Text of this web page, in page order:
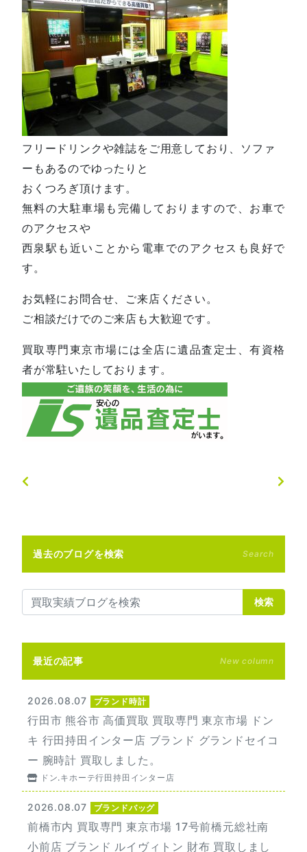
フリードリンクや雑誌をご用意しており、ソファ
ーもあるのでゆったりと
おくつろぎ頂けます。
無料の大駐車場も完備しておりますので、お車で
のアクセスや
西泉駅も近いことから電車でのアクセスも良好で
す。
お気軽にお問合せ、ご来店ください。
ご相談だけでのご来店も大歓迎です。
買取専門東京市場には全店に遺品査定士、有資格
者が常駐いたしております。
過去のブログを検索 Search
検索
最近の記事 New column
2026.08.07 ブランド時計
行田市 熊谷市 高価買取 買取専門 東京市場 ドン
キ 行田持田インター店 ブランド グランドセイコ
ー 腕時計 買取しました。
ドン.キホーテ行田持田インター店
2026.08.07 ブランドバッグ
前橋市内 買取専門 東京市場 17号前橋元総社南
小前店 ブランド ルイヴィトン 財布 買取しまし